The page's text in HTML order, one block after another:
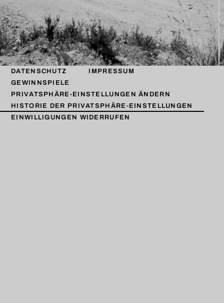
DATENSCHUTZ
IMPRESSUM
GEWINNSPIELE
PRIVATSPHÄRE-EINSTELLUNGEN ÄNDERN
HISTORIE DER PRIVATSPHÄRE-EINSTELLUNGEN
EINWILLIGUNGEN WIDERRUFEN